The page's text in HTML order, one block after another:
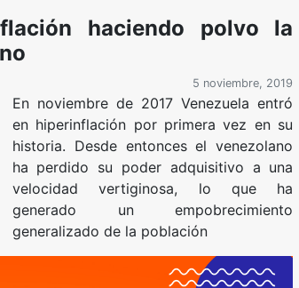
haciendo polvo la
5 noviembre, 2019
En noviembre de 2017 Venezuela entró
en hiperinflación por primera vez en su
historia. Desde entonces el venezolano
ha perdido su poder adquisitivo a una
velocidad vertiginosa, lo que ha
generado un empobrecimiento
generalizado de la población